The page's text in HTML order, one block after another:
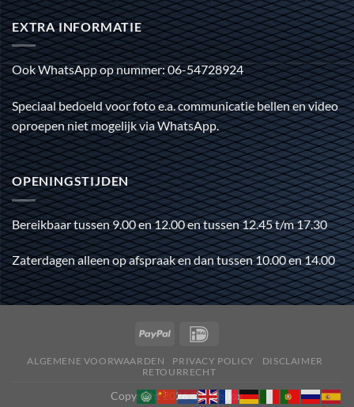
EXTRA INFORMATIE
Ook WhatsApp op nummer: 06-54728924
Speciaal bedoeld voor foto e.a. communicatie bellen en video
oproepen niet mogelijk via WhatsApp.
OPENINGSTIJDEN
Bereikbaar tussen 9.00 en 12.00 en tussen 12.45 t/m 17.30
Zaterdagen alleen op afspraak en dan tussen 10.00 en 14.00
ALGEMENE VOORWAARDEN PRIVACY POLICY
DISCLAIMER
RETOURRECHT
Copyright 2026 ©Mobilox